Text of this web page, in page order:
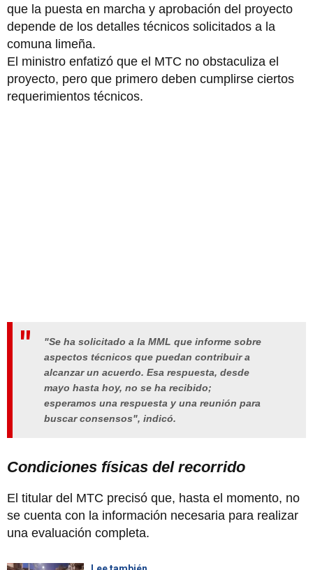
que la puesta en marcha y aprobación del proyecto
depende de los detalles técnicos solicitados a la
comuna limeña.
El ministro enfatizó que el MTC no obstaculiza el
proyecto, pero que primero deben cumplirse ciertos
requerimientos técnicos.
"Se ha solicitado a la MML que informe sobre
aspectos técnicos que puedan contribuir a
alcanzar un acuerdo. Esa respuesta, desde
mayo hasta hoy, no se ha recibido;
esperamos una respuesta y una reunión para
buscar consensos", indicó.
Condiciones físicas del recorrido
El titular del MTC precisó que, hasta el momento, no
se cuenta con la información necesaria para realizar
una evaluación completa.